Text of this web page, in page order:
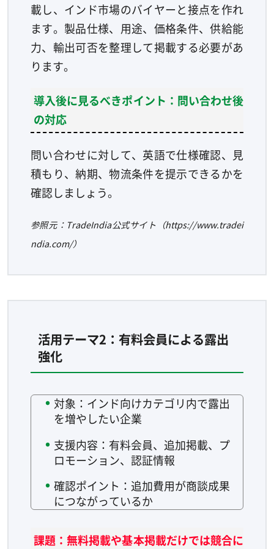
載し、インド市場のバイヤーと接点を作れ
ます。製品仕様、用途、価格条件、供給能
力、輸出可否を整理して掲載する必要があ
ります。
導入後に見るべきポイント：問い合わせ後
の対応
問い合わせに対して、英語で仕様確認、見
積もり、納期、物流条件を提示できるかを
確認しましょう。
参照元：TradeIndia公式サイト（https://www.tradei
ndia.com/）
活用テーマ2：有料会員による露出
強化
対象：インド向けカテゴリ内で露出
を増やしたい企業
支援内容：有料会員、追加掲載、プ
ロモーション、認証情報
確認ポイント：追加費用が商談成果
につながっているか
課題：無料掲載や基本掲載だけでは競合に